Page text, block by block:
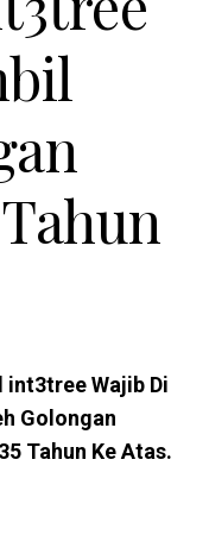
int3tree Wajib Di
Golongan
Tahun Ke Atas.